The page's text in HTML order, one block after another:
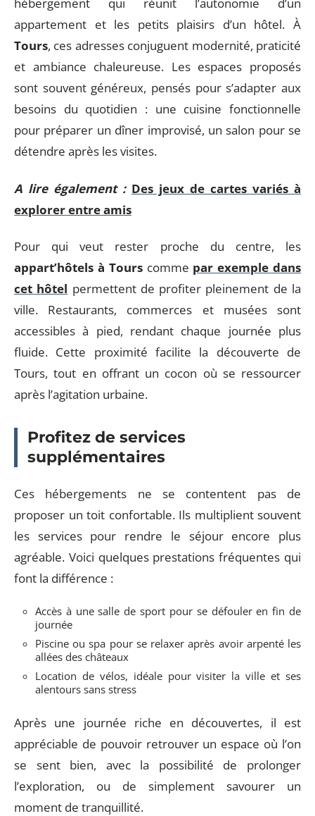
appartement et les petits plaisirs d’un hôtel. À
Tours, ces adresses conjuguent modernité, praticité
et ambiance chaleureuse. Les espaces proposés
sont souvent généreux, pensés pour s’adapter aux
besoins du quotidien : une cuisine fonctionnelle
pour préparer un dîner improvisé, un salon pour se
détendre après les visites.
A lire également : Des jeux de cartes variés à
explorer entre amis
Pour qui veut rester proche du centre, les
appart’hôtels à Tourscomme par exemple dans
cet hôtel permettent de profiter pleinement de la
ville. Restaurants, commerces et musées sont
accessibles à pied, rendant chaque journée plus
fluide. Cette proximité facilite la découverte de
Tours, tout en offrant un cocon où se ressourcer
après l’agitation urbaine.
Profitez de services
supplémentaires
Ces hébergements ne se contentent pas de
proposer un toit confortable. Ils multiplient souvent
les services pour rendre le séjour encore plus
agréable. Voici quelques prestations fréquentes qui
font la différence :
Accès à une salle de sport pour se défouler en fin de
journée
Piscine ou spa pour se relaxer après avoir arpenté les
allées des châteaux
Location de vélos, idéale pour visiter la ville et ses
alentours sans stress
Après une journée riche en découvertes, il est
appréciable de pouvoir retrouver un espace où l’on
se sent bien, avec la possibilité de prolonger
l’exploration, ou de simplement savourer un
moment de tranquillité.